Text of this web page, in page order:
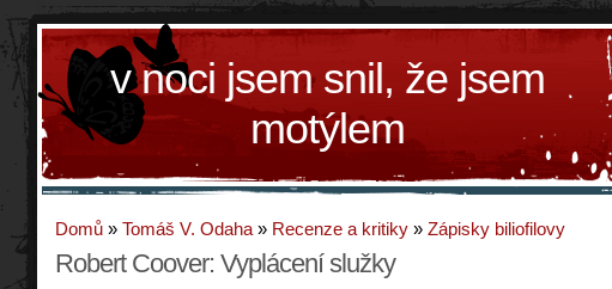
v noci jsem snil, že jsem
motýlem
Domů » Tomáš V. Odaha » Recenze a kritiky » Zápisky biliofilovy
Robert Coover: Vyplácení služky